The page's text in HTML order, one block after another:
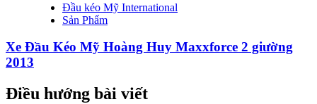
Đầu kéo Mỹ International
Sản Phẩm
Xe Đầu Kéo Mỹ Hoàng Huy Maxxforce 2 giường
2013
Điều hướng bài viết